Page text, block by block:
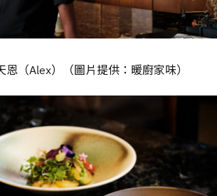
恩（Alex）（圖片提供：暖廚家味）